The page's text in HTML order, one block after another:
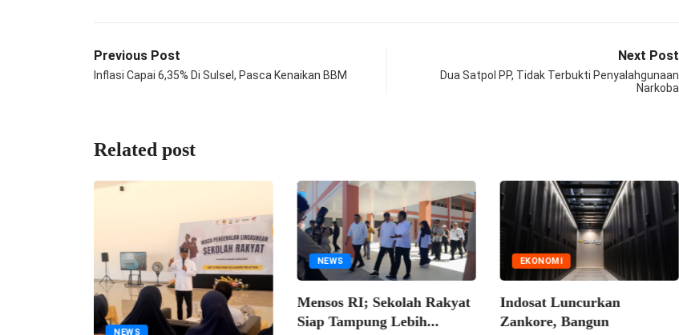
Previous Post
Inflasi Capai 6,35% Di Sulsel, Pasca Kenaikan BBM
Next Post
Dua Satpol PP, Tidak Terbukti Penyalahgunaan
Narkoba
Related post
NEWS
NEWS
Mensos RI; Sekolah Rakyat
Siap Tampung Lebih...
EKONOMI
Indosat Luncurkan
Zankore, Bangun